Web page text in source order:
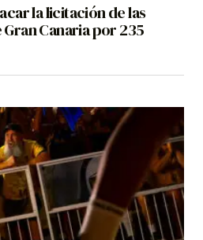
la licitación de las
Canaria por 235